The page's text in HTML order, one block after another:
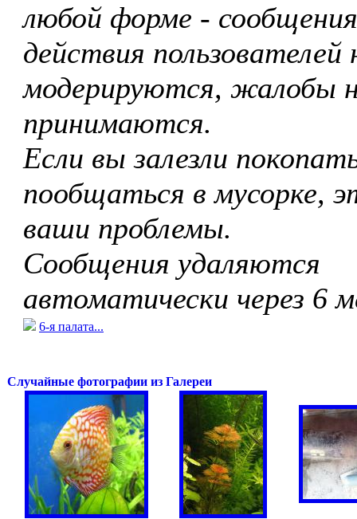
любой форме -
действия пользователей
модерируются, жалобы
принимаются.
Если вы залезли
пообщаться в мусорке,
ваши проблемы.
Сообщения удаляются
автоматически через 6
6-я палата...
Случайные фотографии из Галереи